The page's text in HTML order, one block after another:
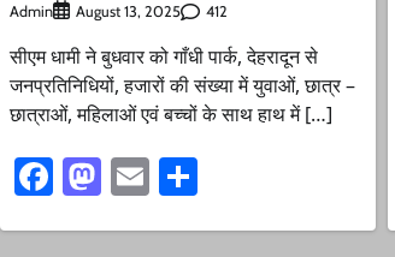
Admin August 13, 2025 412
सीएम धामी ने बुधवार को गाँधी पार्क, देहरादून से
जनप्रतिनिधियों, हजारों की संख्या में युवाओं, छात्र –
छात्राओं, महिलाओं एवं बच्चों के साथ हाथ में […]
Facebook
Mastodon
Email